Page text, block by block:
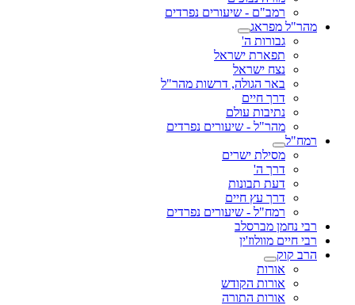
רמב"ם - שיעורים נפרדים
מהר"ל מפראג
גבורות ה'
תפארת ישראל
נצח ישראל
באר הגולה, דרשות מהר"ל
דרך חיים
נתיבות עולם
מהר"ל - שיעורים נפרדים
רמח"ל
מסילת ישרים
דרך ה'
דעת תבונות
דרך עץ חיים
רמח"ל - שיעורים נפרדים
רבי נחמן מברסלב
רבי חיים מוולוז'ין
הרב קוק
אורות
אורות הקודש
אורות התורה